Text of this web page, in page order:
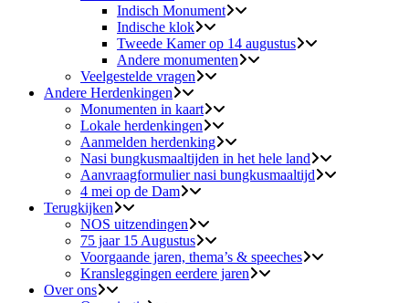
Indisch Monument
Indische klok
Tweede Kamer op 14 augustus
Andere monumenten
Veelgestelde vragen
Andere Herdenkingen
Monumenten in kaart
Lokale herdenkingen
Aanmelden herdenking
Nasi bungkusmaaltijden in het hele land
Aanvraagformulier nasi bungkusmaaltijd
4 mei op de Dam
Terugkijken
NOS uitzendingen
75 jaar 15 Augustus
Voorgaande jaren, thema’s & speeches
Kransleggingen eerdere jaren
Over ons